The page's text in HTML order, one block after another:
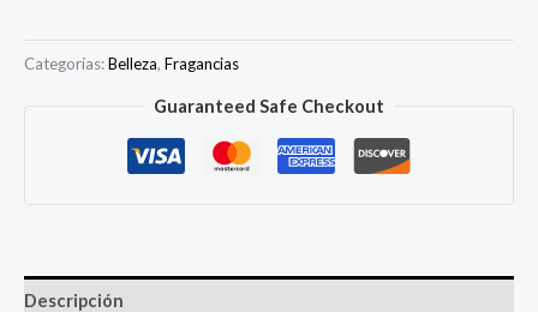
Categorías:Belleza, Fragancias
Guaranteed Safe Checkout
Descripción